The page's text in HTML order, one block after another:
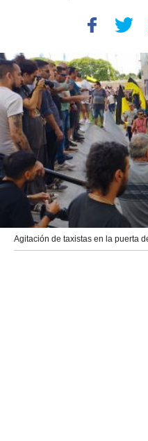
Agitación de taxistas en la puerta